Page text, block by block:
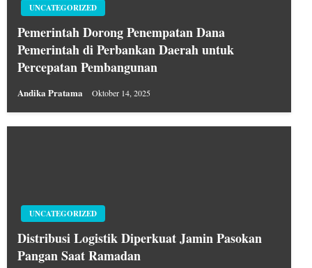
UNCATEGORIZED
Pemerintah Dorong Penempatan Dana
Pemerintah di Perbankan Daerah untuk
Percepatan Pembangunan
Andika Pratama Oktober 14, 2025
UNCATEGORIZED
Distribusi Logistik Diperkuat Jamin Pasokan
Pangan Saat Ramadan